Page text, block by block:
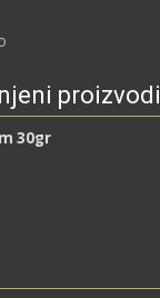
proizvodi
30gr